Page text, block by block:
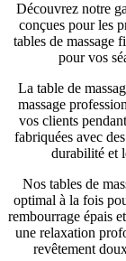
Découvrez notre
conçues pour les
tables de massage
pour vos
La table de
massage
vos clients
fabriquées avec
durabilité et
Nos tables de
optimal à la fois
rembourrage épais
une relaxation
revêtement